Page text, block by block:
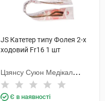
JS Катетер типу Фолея 2-х
ходовий Fr16 1 шт
Цзянсу Суюн Медікал
Метіріалс
Є в наявності